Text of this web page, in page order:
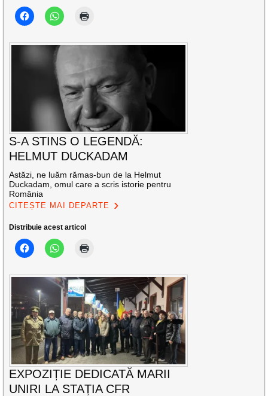
S-A STINS O LEGENDĂ:
HELMUT DUCKADAM
Astăzi, ne luăm rămas-bun de la Helmut
Duckadam, omul care a scris istorie pentru
România
CITEȘTE MAI DEPARTE
Distribuie acest articol
EXPOZIȚIE DEDICATĂ MARII
UNIRI LA STAȚIA CFR